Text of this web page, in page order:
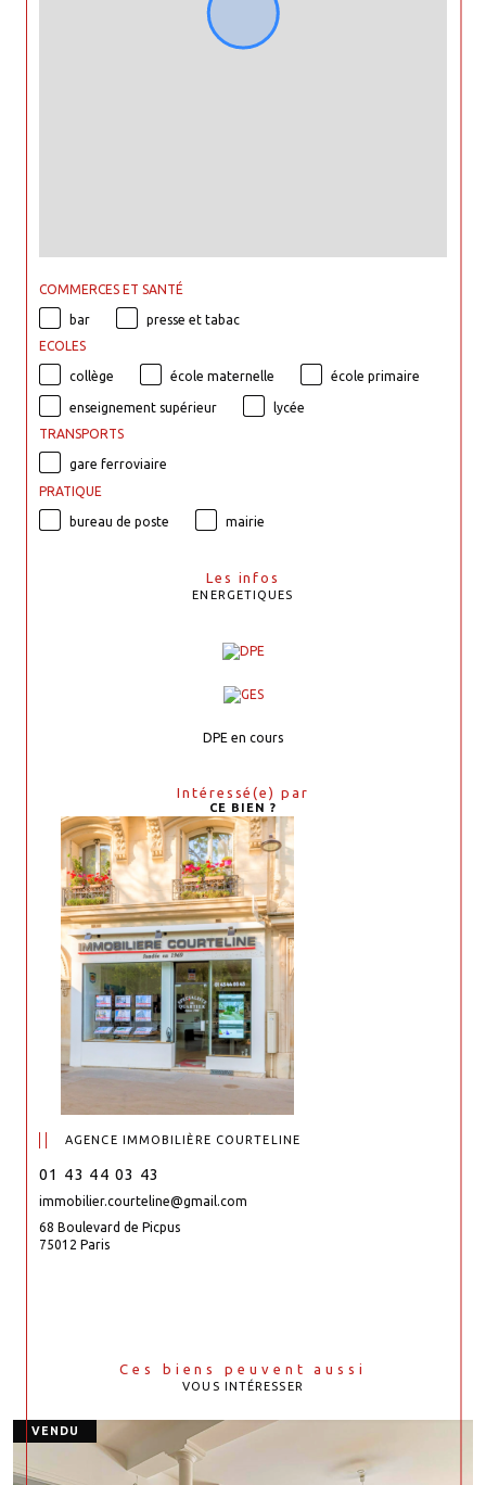
COMMERCES ET SANTÉ
bar
presse et tabac
ECOLES
collège école maternelle école primaire
enseignement supérieur
lycée
TRANSPORTS
gare ferroviaire
PRATIQUE
bureau de poste mairie
Les infos
ENERGETIQUES
DPE en cours
Intéressé(e) par
CE BIEN ?
AGENCE IMMOBILIÈRE COURTELINE
01 43 44 03 43
immobilier.courteline@gmail.com
68 Boulevard de Picpus
75012 Paris
Ces biens peuvent aussi
VOUS INTÉRESSER
VENDU